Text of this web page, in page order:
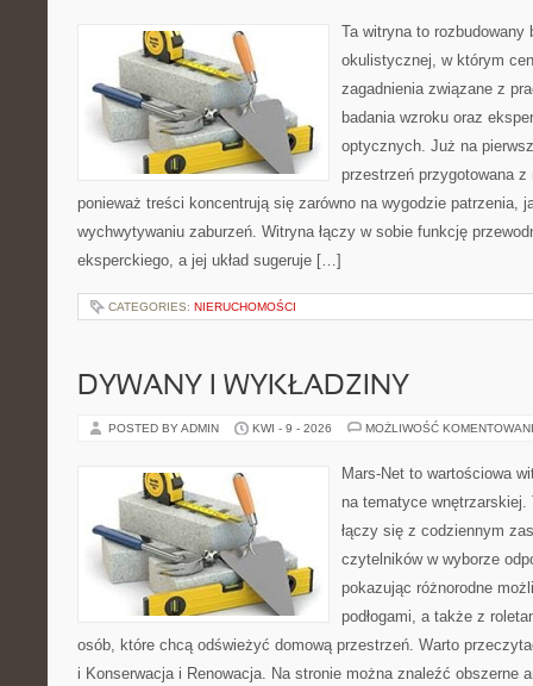
Ta witryna to
okulistycznej, w którym
zagadnienia związane z
badania wzroku oraz
optycznych. Już na
przestrzeń przygotowana
ponieważ treści koncentrują się zarówno na wygodzie patrzenia,
wychwytywaniu zaburzeń. Witryna łączy w sobie funkcję
eksperckiego, a jej układ sugeruje […]
CATEGORIES: NIERUCHOMOŚCI
DYWANY I WYKŁADZINY
POSTED BY ADMIN KWI - 9 - 2026 MOŻLIWOŚĆ
Mars-Net to wartościowa
na tematyce
łączy się z codziennym
czytelników w wyborze
pokazując różnorodne
podłogami, a także z
osób, które chcą odświeżyć domową przestrzeń. Warto
i Konserwacja i Renowacja. Na stronie można znaleźć obszerne